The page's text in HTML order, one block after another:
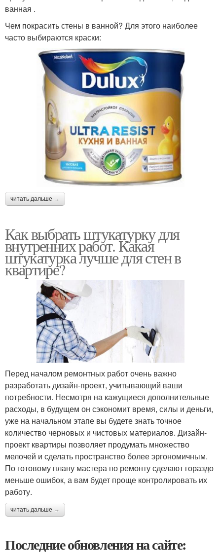
ванная .
Чем покрасить стены в ванной? Для этого наиболее
часто выбираются краски:
читать дальше →
Как выбрать штукатурку для
внутренних работ. Какая
штукатурка лучше для стен в
квартире?
Перед началом ремонтных работ очень важно
разработать дизайн-проект, учитывающий ваши
потребности. Несмотря на кажущиеся дополнительные
расходы, в будущем он сэкономит время, силы и деньги,
уже на начальном этапе вы будете знать точное
количество черновых и чистовых материалов. Дизайн-
проект квартиры позволяет продумать множество
мелочей и сделать пространство более эргономичным.
По готовому плану мастера по ремонту сделают гораздо
меньше ошибок, а вам будет проще контролировать их
работу.
читать дальше →
Последние обновления на сайте: